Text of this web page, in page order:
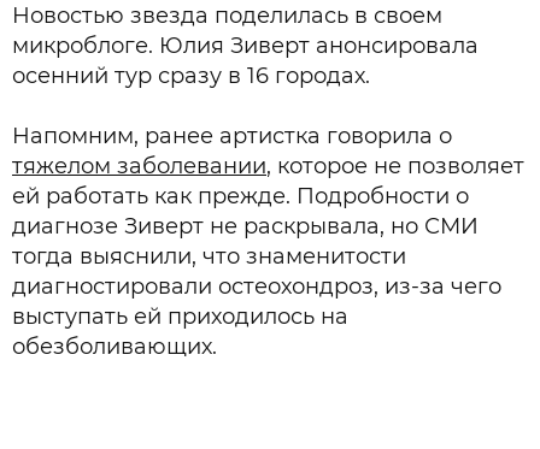
Новостью звезда поделилась в своем
микроблоге. Юлия Зиверт анонсировала
осенний тур сразу в 16 городах.
Напомним, ранее артистка говорила о
тяжелом заболевании, которое не позволяет
ей работать как прежде. Подробности о
диагнозе Зиверт не раскрывала, но СМИ
тогда выяснили, что знаменитости
диагностировали остеохондроз, из-за чего
выступать ей приходилось на
обезболивающих.